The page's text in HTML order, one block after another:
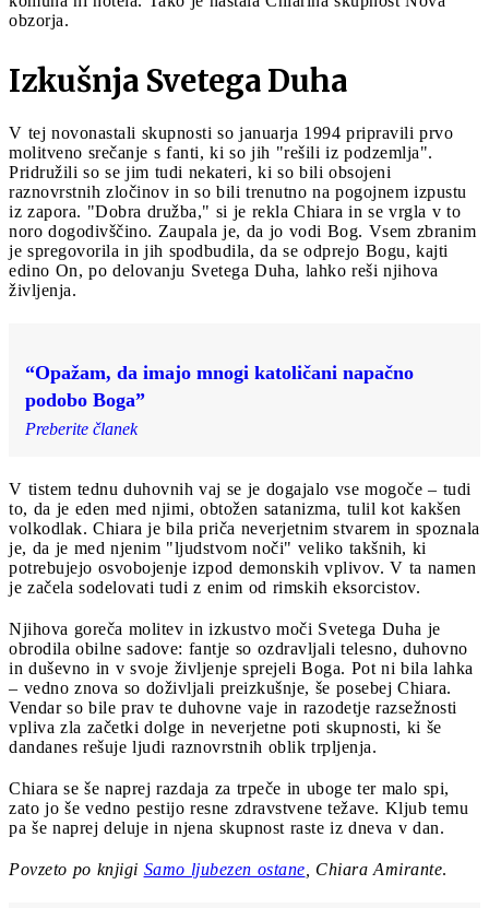
obzorja.
Izkušnja Svetega Duha
V tej novonastali skupnosti so januarja 1994 pripravili prvo
molitveno srečanje s fanti, ki so jih "rešili iz podzemlja".
Pridružili so se jim tudi nekateri, ki so bili obsojeni
raznovrstnih zločinov in so bili trenutno na pogojnem izpustu
iz zapora. "Dobra družba," si je rekla Chiara in se vrgla v to
noro dogodivščino. Zaupala je, da jo vodi Bog. Vsem zbranim
je spregovorila in jih spodbudila, da se odprejo Bogu, kajti
edino On, po delovanju Svetega Duha, lahko reši njihova
življenja.
“Opažam, da imajo mnogi katoličani napačno
podobo Boga”
Preberite članek
V tistem tednu duhovnih vaj se je dogajalo vse mogoče – tudi
to, da je eden med njimi, obtožen satanizma, tulil kot kakšen
volkodlak. Chiara je bila priča neverjetnim stvarem in spoznala
je, da je med njenim "ljudstvom noči" veliko takšnih, ki
potrebujejo osvobojenje izpod demonskih vplivov. V ta namen
je začela sodelovati tudi z enim od rimskih eksorcistov.
Njihova goreča molitev in izkustvo moči Svetega Duha je
obrodila obilne sadove: fantje so ozdravljali telesno, duhovno
in duševno in v svoje življenje sprejeli Boga. Pot ni bila lahka
– vedno znova so doživljali preizkušnje, še posebej Chiara.
Vendar so bile prav te duhovne vaje in razodetje razsežnosti
vpliva zla začetki dolge in neverjetne poti skupnosti, ki še
dandanes rešuje ljudi raznovrstnih oblik trpljenja.
Chiara se še naprej razdaja za trpeče in uboge ter malo spi,
zato jo še vedno pestijo resne zdravstvene težave. Kljub temu
pa še naprej deluje in njena skupnost raste iz dneva v dan.
Povzeto po knjigi Samo ljubezen ostane , Chiara Amirante.